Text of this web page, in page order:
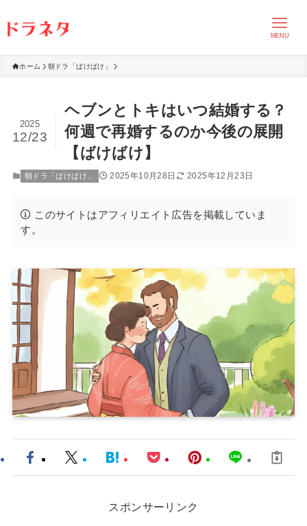
MENU
ホーム 朝ドラ「ばけばけ」
ヘブンとトキはいつ結婚する？
何週で再婚するのか今後の展開
【ばけばけ】
2025
12/23
朝ドラ「ばけばけ」 2025年10月28日 2025年12月23日
このサイトはアフィリエイト広告を掲載していま
す。
スポンサーリンク